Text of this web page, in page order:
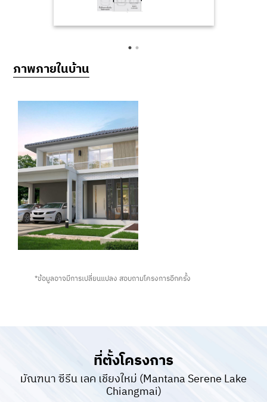
ภาพภายในบ้าน
*ข้อมูลอาจมีการเปลี่ยนแปลง สอบถามโครงการอีกครั้ง
ที่ตั้งโครงการ
มัณฑนา ซีรีน เลค เชียงใหม่ (Mantana Serene Lake
Chiangmai)